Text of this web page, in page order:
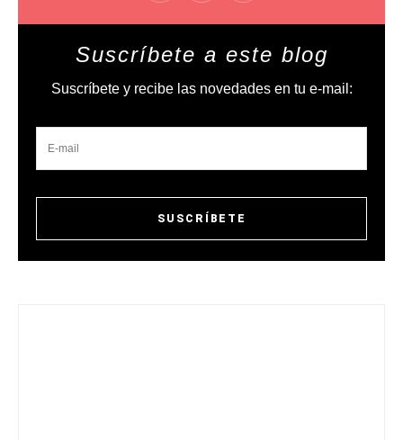
Suscríbete a este blog
Suscríbete y recibe las novedades en tu e-mail: